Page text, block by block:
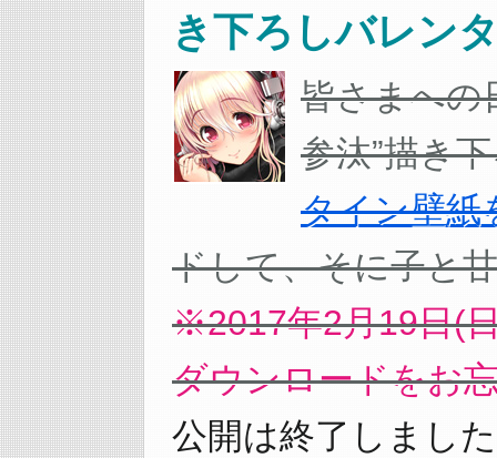
き下ろしバレン
皆さまへの
参汰”描き
タイン壁紙
ドして、そに子と
※2017年2月19日(
ダウンロードをお
公開は終了しまし